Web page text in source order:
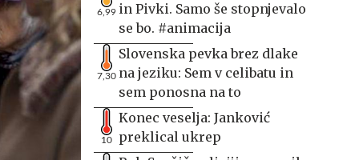
6,99 in Pivki. Samo še stopnjevalo
se bo. #animacija
7,30
Slovenska pevka brez dlake
na jeziku: Sem v celibatu in
sem ponosna na to
10
Konec veselja: Janković
preklical ukrep